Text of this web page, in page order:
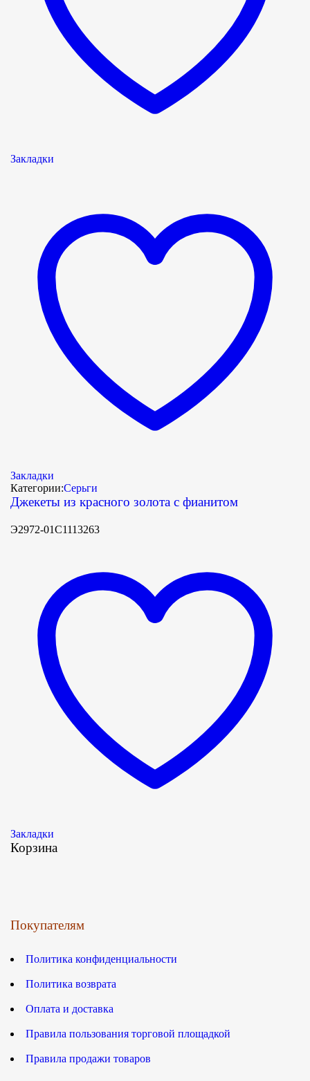
Закладки
Закладки
Категории:Серьги
Джекеты из красного золота с фианитом
Э2972-01С1113263
Закладки
Корзина
Покупателям
Политика конфиденциальности
Политика возврата
Оплата и доставка
Правила пользования торговой площадкой
Правила продажи товаров